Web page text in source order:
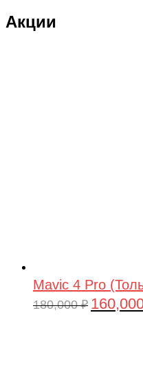
Акции
Mavic 4 Pro
180,000₽